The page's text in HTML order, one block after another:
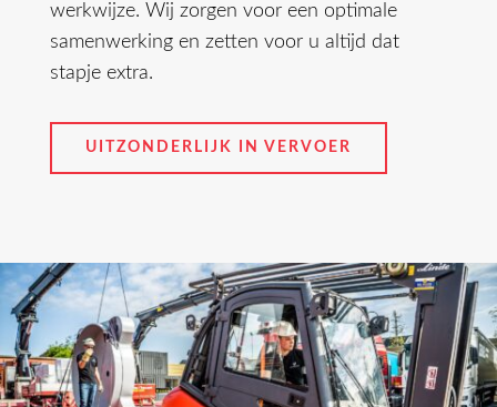
werkwijze. Wij zorgen voor een optimale
samenwerking en zetten voor u altijd dat
stapje extra.
UITZONDERLIJK IN VERVOER